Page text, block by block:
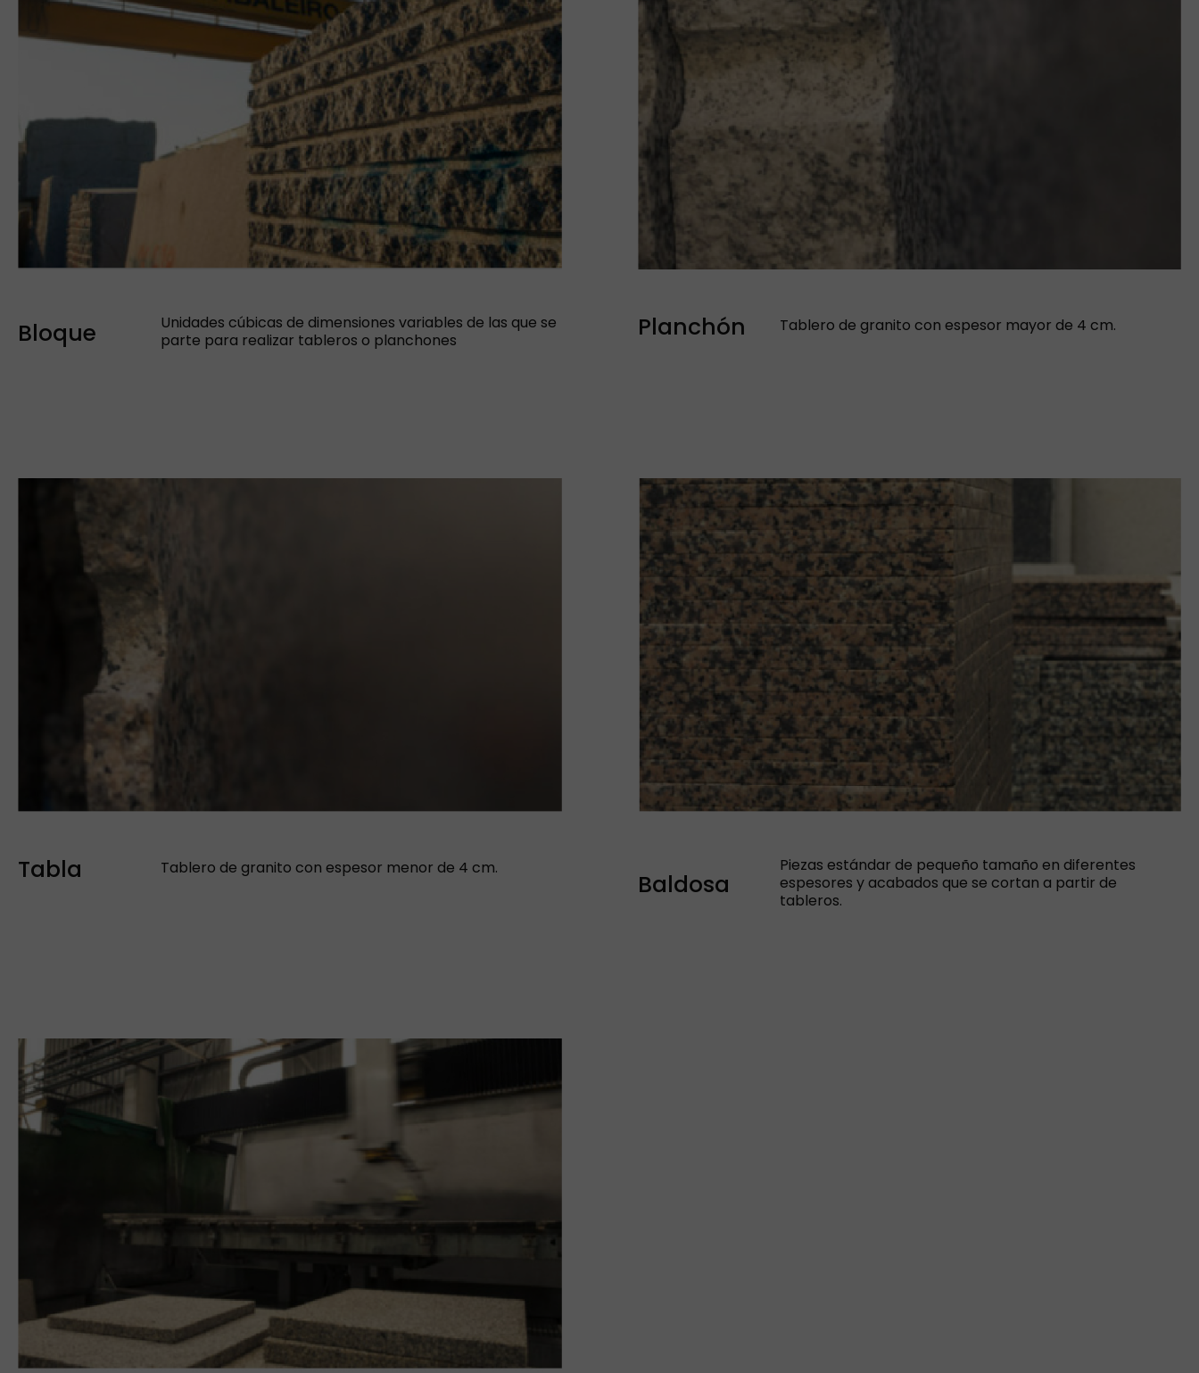
Bloque
Unidades cúbicas de dimensiones variables de las que se
parte para realizar tableros o planchones
Planchón Tablero de granito con espesor mayor de 4 cm.
Tabla Tablero de granito con espesor menor de 4 cm.
Baldosa
Piezas estándar de pequeño tamaño en diferentes
espesores y acabados que se cortan a partir de
tableros.